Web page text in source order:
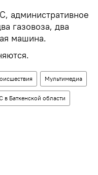
административное
газовоза, два
машина.
Мультимедиа
в Баткенской области